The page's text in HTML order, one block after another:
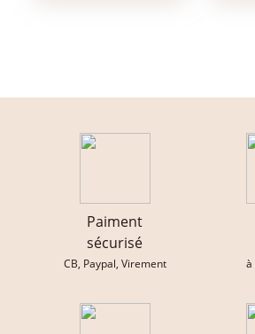
Paiment
sécurisé
CB, Paypal, Virement à